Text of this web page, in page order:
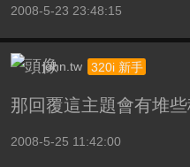
2008-5-23 23:48:15
john.tw 320i 新手
那回覆這主題會有堆
2008-5-25 11:42:00